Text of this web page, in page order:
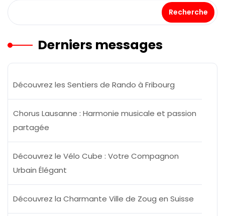
Recherche
Derniers messages
Découvrez les Sentiers de Rando à Fribourg
Chorus Lausanne : Harmonie musicale et passion
partagée
Découvrez le Vélo Cube : Votre Compagnon
Urbain Élégant
Découvrez la Charmante Ville de Zoug en Suisse